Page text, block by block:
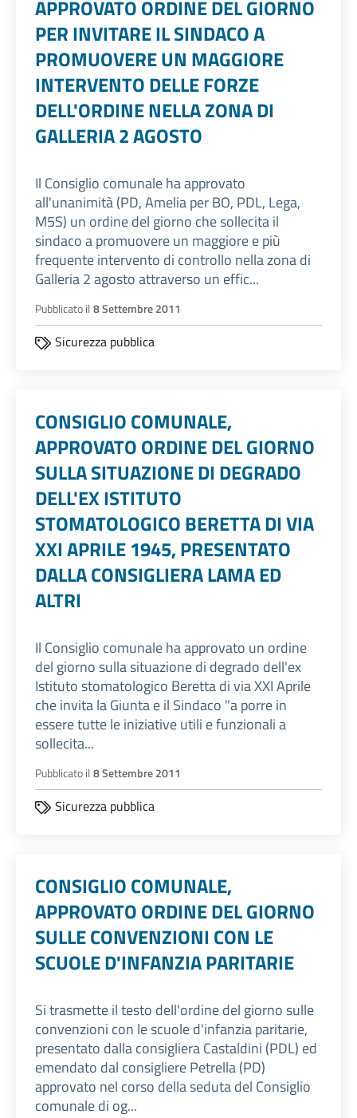
APPROVATO ORDINE DEL GIORNO
PER INVITARE IL SINDACO A
PROMUOVERE UN MAGGIORE
INTERVENTO DELLE FORZE
DELL'ORDINE NELLA ZONA DI
GALLERIA 2 AGOSTO
Il Consiglio comunale ha approvato
all'unanimità (PD, Amelia per BO, PDL, Lega,
M5S) un ordine del giorno che sollecita il
sindaco a promuovere un maggiore e più
frequente intervento di controllo nella zona di
Galleria 2 agosto attraverso un effic...
Pubblicato il 8 Settembre 2011
Sicurezza pubblica
CONSIGLIO COMUNALE,
APPROVATO ORDINE DEL GIORNO
SULLA SITUAZIONE DI DEGRADO
DELL'EX ISTITUTO
STOMATOLOGICO BERETTA DI VIA
XXI APRILE 1945, PRESENTATO
DALLA CONSIGLIERA LAMA ED
ALTRI
Il Consiglio comunale ha approvato un ordine
del giorno sulla situazione di degrado dell'ex
Istituto stomatologico Beretta di via XXI Aprile
che invita la Giunta e il Sindaco "a porre in
essere tutte le iniziative utili e funzionali a
sollecita...
Pubblicato il 8 Settembre 2011
Sicurezza pubblica
CONSIGLIO COMUNALE,
APPROVATO ORDINE DEL GIORNO
SULLE CONVENZIONI CON LE
SCUOLE D'INFANZIA PARITARIE
Si trasmette il testo dell'ordine del giorno sulle
convenzioni con le scuole d'infanzia paritarie,
presentato dalla consigliera Castaldini (PDL) ed
emendato dal consigliere Petrella (PD)
approvato nel corso della seduta del Consiglio
comunale di og...